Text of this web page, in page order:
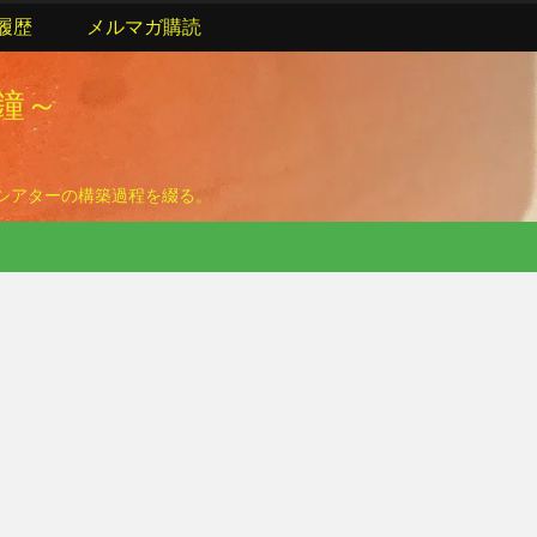
～
ターの構築過程を綴る。
歴 メルマガ購読